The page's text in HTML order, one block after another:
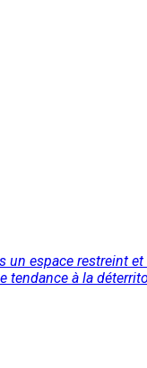
espace restreint
tendance à la